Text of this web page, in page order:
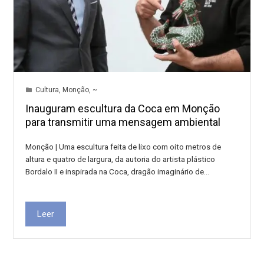
Cultura, Monção, ~
Inauguram escultura da Coca em Monção
para transmitir uma mensagem ambiental
Monção | Uma escultura feita de lixo com oito metros de
altura e quatro de largura, da autoria do artista plástico
Bordalo II e inspirada na Coca, dragão imaginário de…
Leer